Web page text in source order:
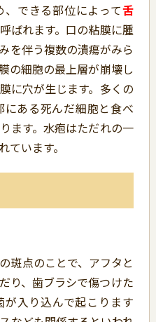
できる部位によって舌
ばれます。口の粘膜に腫
を伴う複数の潰瘍がみら
の細胞の最上層が崩壊し
に穴が生じます。多くの
ある死んだ細胞と食べ
ます。水疱はただれの一
います。
斑点のことで、アフタと
り、歯ブラシで傷つけた
入り込んで起こります